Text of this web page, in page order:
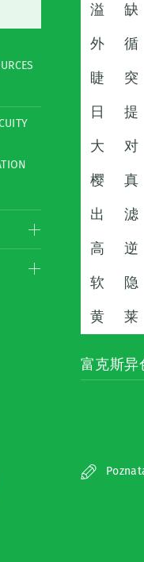
溢
缺
外
循
睫
突
日
提
大
对
樱
真
出
滤
高
逆
软
隐
黄
莱
富克斯异